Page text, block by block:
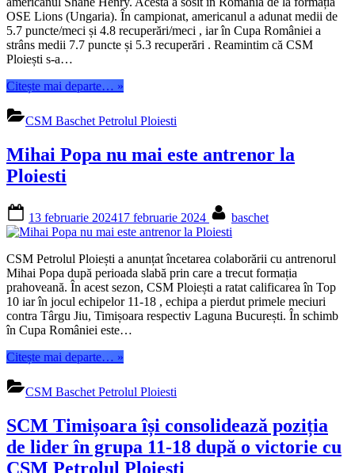
OSE Lions (Ungaria). În campionat, americanul a adunat medii de
5.7 puncte/meci și 4.8 recuperări/meci , iar în Cupa României a
strâns medii 7.7 puncte și 5.3 recuperări . Reamintim că CSM
Ploiești s-a…
Citește mai departe… “Shane
desparte
Ploiesti”
»
CSM Baschet Petrolul Ploiesti
Mihai Popa nu mai este antrenor la
Ploiesti
on
13 februarie 202417 februarie 2024 baschet
CSM Petrolul Ploiești a anunțat încetarea colaborării cu antrenorul
Mihai Popa după perioada slabă prin care a trecut formația
prahoveană. În acest sezon, CSM Ploiești a ratat calificarea în Top
10 iar în jocul echipelor 11-18 , echipa a pierdut primele meciuri
contra Târgu Jiu, Timișoara respectiv Laguna București. În schimb
în Cupa României este…
Citește mai departe… “Mihai
nu
mai
antrenor
la
Ploiesti”
»
CSM Baschet Petrolul Ploiesti
SCM Timișoara își consolidează poziția
de lider în grupa 11-18 după o victorie cu
CSM Petrolul Ploiești